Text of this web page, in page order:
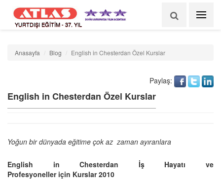
YURTDIŞI EĞİTİM - 37. YIL
Anasayfa Blog English in Chesterdan Özel Kurslar
English in Chesterdan Özel Kurslar
Paylaş:
Yoğun bir dünyada eğitime çok az zaman ayıranlara
English in Chesterdan İş Hayatı ve
Profesyoneller için Kurslar 2010